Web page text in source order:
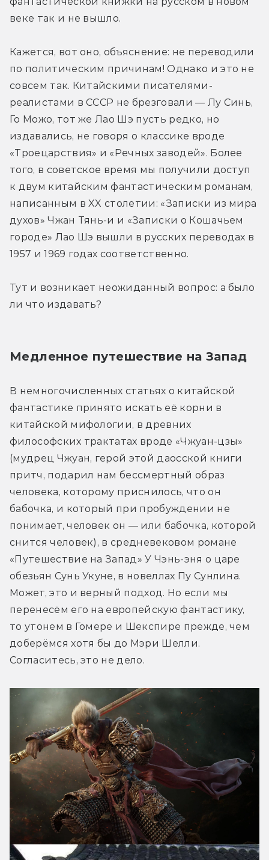
веке так и не вышло.
Кажется, вот оно, объяснение: не переводили
по политическим причинам! Однако и это не
совсем так. Китайскими писателями-
реалистами в СССР не брезговали — Лу Синь,
Го Можо, тот же Лао Шэ пусть редко, но
издавались, не говоря о классике вроде
«Троецарствия» и «Речных заводей». Более
того, в советское время мы получили доступ
к двум китайским фантастическим романам,
написанным в XX столетии: «Записки из мира
духов» Чжан Тянь-и и «Записки о Кошачьем
городе» Лао Шэ вышли в русских переводах в
1957 и 1969 годах соответственно.
Тут и возникает неожиданный вопрос: а было
ли что издавать?
Медленное путешествие на Запад
В немногочисленных статьях о китайской
фантастике принято искать её корни в
китайской мифологии, в древних
философских трактатах вроде «Чжуан-цзы»
(мудрец Чжуан, герой этой даосской книги
притч, подарил нам бессмертный образ
человека, которому приснилось, что он
бабочка, и который при пробуждении не
понимает, человек он — или бабочка, которой
снится человек), в средневековом романе
«Путешествие на Запад» У Чэнь-эня о царе
обезьян Сунь Укуне, в новеллах Пу Сунлина.
Может, это и верный подход. Но если мы
перенесём его на европейскую фантастику,
то утонем в Гомере и Шекспире прежде, чем
доберёмся хотя бы до Мэри Шелли.
Согласитесь, это не дело.